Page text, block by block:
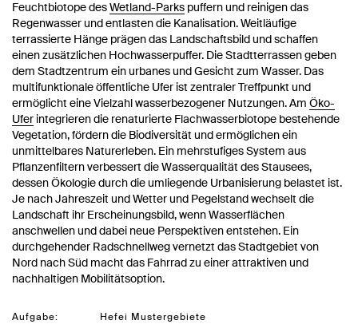
Feuchtbiotope desWetland-Parks puffern und reinigen das
Regenwasser und entlasten die Kanalisation. Weitläufige
terrassierte Hänge prägen das Landschaftsbild und schaffen
einen zusätzlichen Hochwasserpuffer. Die Stadtterrassen geben
dem Stadtzentrum ein urbanes und Gesicht zum Wasser. Das
multifunktionale öffentliche Ufer ist zentraler Treffpunkt und
ermöglicht eine Vielzahl wasserbezogener Nutzungen. Am Öko-
Ufer integrieren die renaturierte Flachwasserbiotope bestehende
Vegetation, fördern die Biodiversität und ermöglichen ein
unmittelbares Naturerleben. Ein mehrstufiges System aus
Pflanzenfiltern verbessert die Wasserqualität des Stausees,
dessen Ökologie durch die umliegende Urbanisierung belastet ist.
Je nach Jahreszeit und Wetter und Pegelstand wechselt die
Landschaft ihr Erscheinungsbild, wenn Wasserflächen
anschwellen und dabei neue Perspektiven entstehen. Ein
durchgehender Radschnellweg vernetzt das Stadtgebiet von
Nord nach Süd macht das Fahrrad zu einer attraktiven und
nachhaltigen Mobilitätsoption.
Aufgabe:
Hefei Mustergebiete